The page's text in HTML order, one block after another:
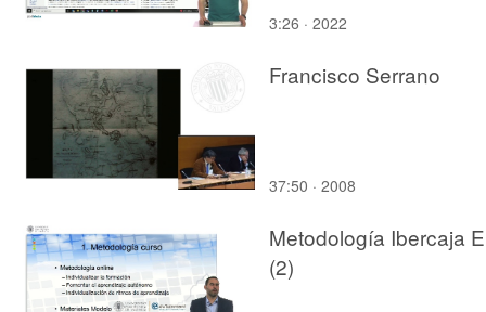
3:26 · 2022
Francisco Serrano
37:50 · 2008
Metodología Ibercaja
(2)